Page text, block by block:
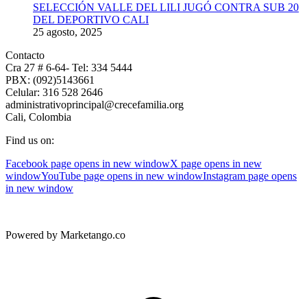
SELECCIÓN VALLE DEL LILI JUGÓ CONTRA SUB 20
DEL DEPORTIVO CALI
25 agosto, 2025
Contacto
Cra 27 # 6-64- Tel: 334 5444
PBX: (092)5143661
Celular: 316 528 2646
administrativoprincipal@crecefamilia.org
Cali, Colombia
Find us on:
Facebook page opens in new windowX page opens in new
windowYouTube page opens in new windowInstagram page opens
in new window
Powered by Marketango.co